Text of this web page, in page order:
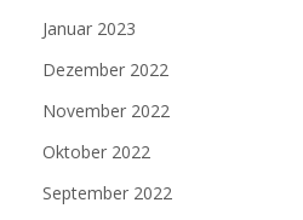
Januar 2023
Dezember 2022
November 2022
Oktober 2022
September 2022